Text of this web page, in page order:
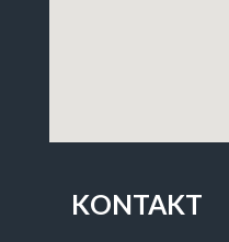
KONTAKT